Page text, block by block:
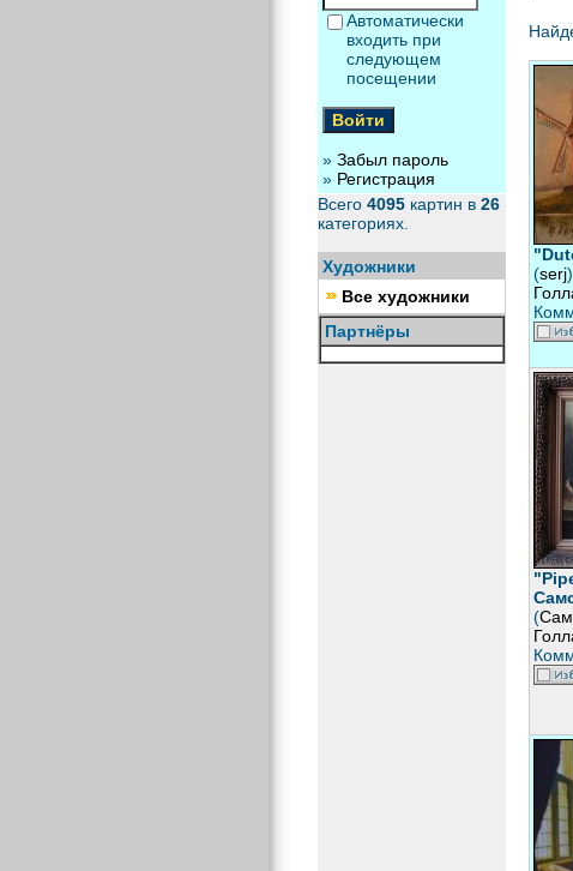
Автоматически
входить при
следующем
посещении
» Забыл пароль
» Регистрация
Всего 4095 картин в 26
категориях.
Художники
Все художники
Партнёры
(serj)
(